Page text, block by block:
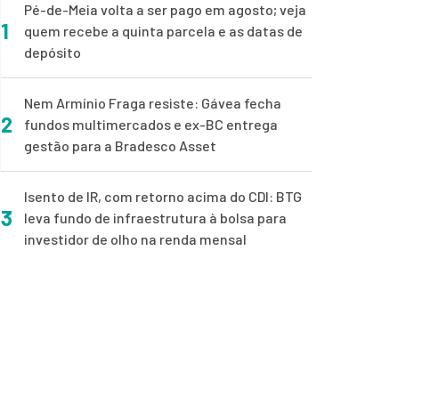
1
Pé-de-Meia volta a ser pago em agosto; veja
quem recebe a quinta parcela e as datas de
depósito
2
Nem Armínio Fraga resiste: Gávea fecha
fundos multimercados e ex-BC entrega
gestão para a Bradesco Asset
3
Isento de IR, com retorno acima do CDI: BTG
leva fundo de infraestrutura à bolsa para
investidor de olho na renda mensal